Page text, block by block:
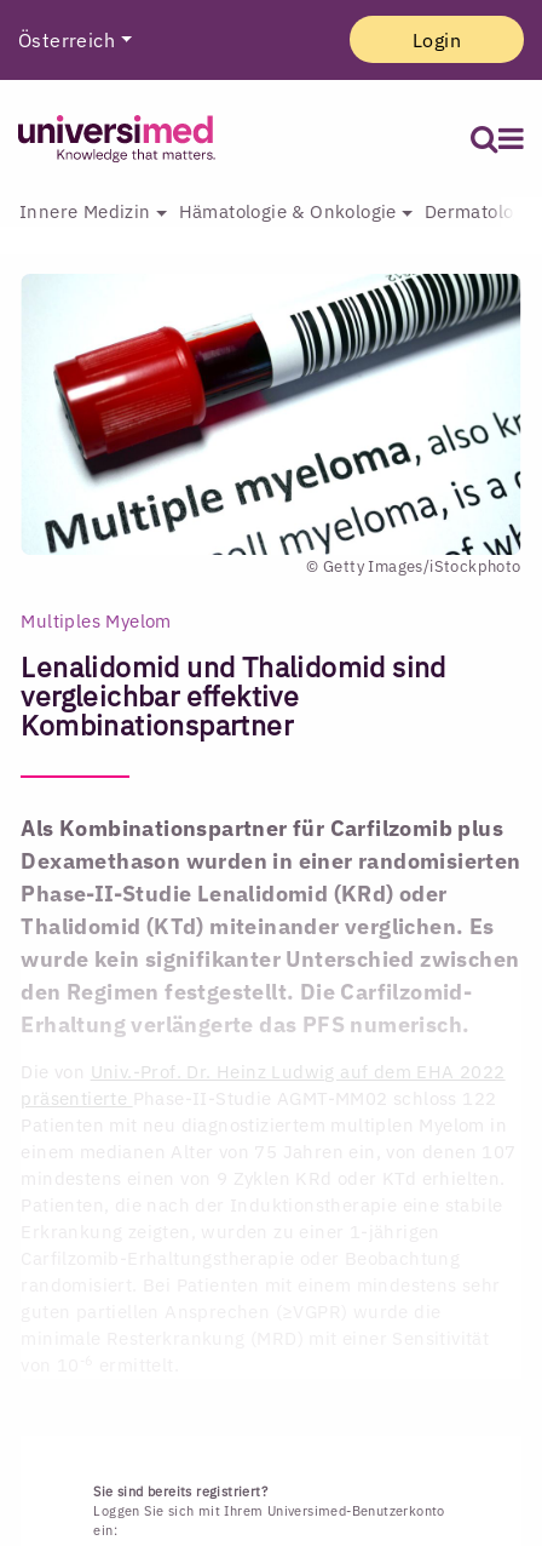
Österreich Login
Innere Medizin Hämatologie & Onkologie
© Getty Images/iStockphoto
Multiples Myelom
Lenalidomid und Thalidomid sind
vergleichbar effektive
Kombinationspartner
Als Kombinationspartner für Carfilzomib plus
Dexamethason wurden in einer randomisierten
Phase-II-Studie Lenalidomid (KRd) oder
Thalidomid (KTd) miteinander verglichen. Es
wurde kein signifikanter Unterschied zwischen
den Regimen festgestellt. Die Carfilzomid-
Erhaltung verlängerte das PFS numerisch.
Die von Univ.-Prof. Dr. Heinz Ludwig auf dem EHA 2022
präsentierte Phase-II-Studie AGMT-MM02 schloss 122
Patienten mit neu diagnostiziertem multiplen Myelom in
Sie sind bereits registriert?
Loggen Sie sich mit Ihrem Universimed-Benutzerkonto
ein: